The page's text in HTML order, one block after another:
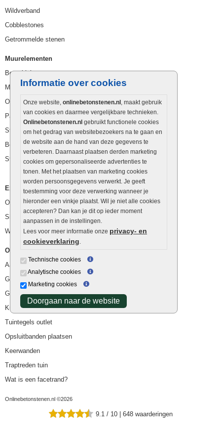
Informatie over cookies
Onze website, onlinebetonstenen.nl , maakt gebruik
van cookies en daarmee vergelijkbare technieken.
Onlinebetonstenen.nl gebruikt functionele cookies
om het gedrag van websitebezoekers na te gaan en
de website aan de hand van deze gegevens te
verbeteren. Daarnaast plaatsen derden marketing
cookies om gepersonaliseerde advertenties te
tonen. Met het plaatsen van marketing cookies
worden persoonsgegevens verwerkt. Je geeft
toestemming voor deze verwerking wanneer je
hieronder een vinkje plaatst. Wil je niet alle cookies
accepteren? Dan kan je dit op ieder moment
aanpassen in de instellingen.
Lees voor meer informatie onze privacy- en
cookieverklaring
Technische cookies
Analytische cookies
Marketing cookies
Doorgaan naar de website
Wildverband
Cobblestones
Getrommelde stenen
Muurelementen
Betonbielzen
Muurstenen
Opsluitbanden
Palissaden
Stapelblokken
Betonblokken
Stapelstenen
Extra benodigdheden
Ophoogzand
Siergrind en siersplit
Waterafvoer
Overig
Aanbiedingen
Goedkope bestrating
Goedkope tuintegels
Kunstgras
Tuintegels outlet
Opsluitbanden plaatsen
Keerwanden
Traptreden tuin
Wat is een facetrand?
Onlinebetonstenen.nl ©2026
9.1 / 10 | 648 waarderingen